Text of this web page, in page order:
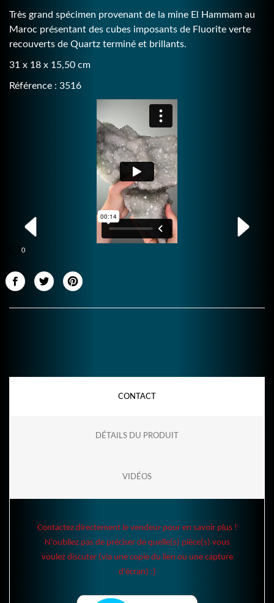
Très grand spécimen provenant de la mine El Hammam au
Maroc présentant des cubes imposants de Fluorite verte
recouverts de Quartz terminé et brillants.
31 x 18 x 15,50 cm
Référence : 3516
0
CONTACT
DÉTAILS DU PRODUIT
VIDÉOS
Contactez directement le vendeur pour en savoir plus !
N'oubliez pas de préciser de quelle(s) pièce(s) vous
voulez discuter (via une copie du lien ou une capture
d'écran) :)